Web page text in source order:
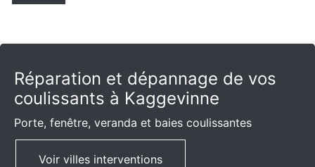
Réparation et dépannage de vos
coulissants à Kaggevinne
Porte, fenêtre, veranda et baies coulissantes
Voir villes interventions